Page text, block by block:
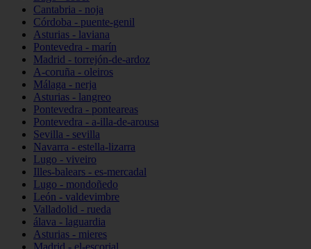
Cantabria - noja
Córdoba - puente-genil
Asturias - laviana
Pontevedra - marín
Madrid - torrejón-de-ardoz
A-coruña - oleiros
Málaga - nerja
Asturias - langreo
Pontevedra - ponteareas
Pontevedra - a-illa-de-arousa
Sevilla - sevilla
Navarra - estella-lizarra
Lugo - viveiro
Illes-balears - es-mercadal
Lugo - mondoñedo
León - valdevimbre
Valladolid - rueda
álava - laguardia
Asturias - mieres
Madrid - el-escorial